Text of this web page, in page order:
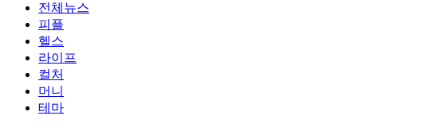
전체뉴스
피플
헬스
라이프
컬처
머니
테마